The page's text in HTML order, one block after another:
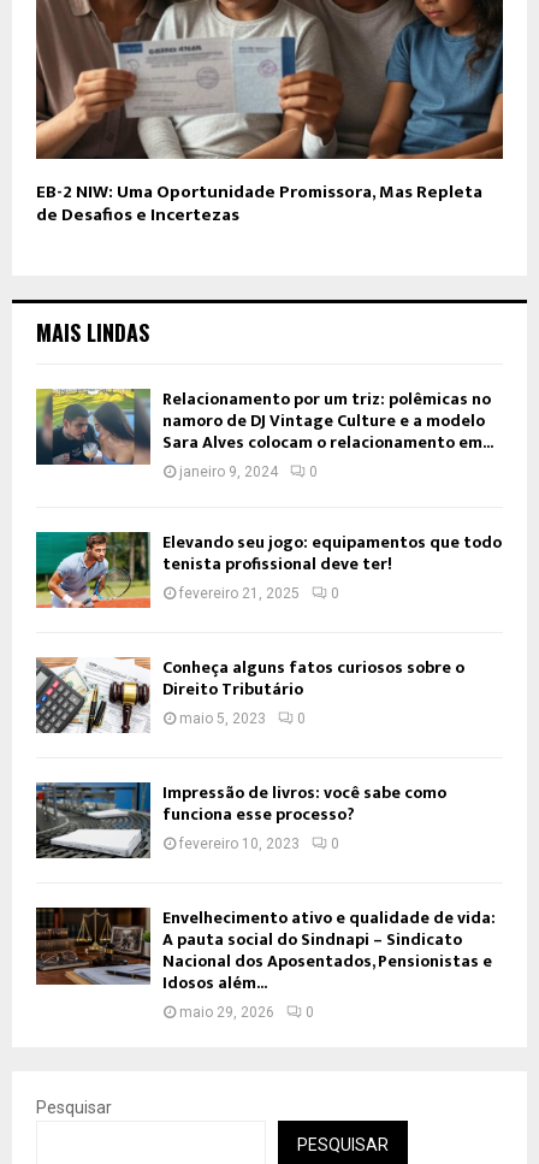
EB-2 NIW: Uma Oportunidade Promissora, Mas Repleta
de Desafios e Incertezas
MAIS LINDAS
Relacionamento por um triz: polêmicas no
namoro de DJ Vintage Culture e a modelo
Sara Alves colocam o relacionamento em...
janeiro 9, 2024 0
Elevando seu jogo: equipamentos que todo
tenista profissional deve ter!
fevereiro 21, 2025 0
Conheça alguns fatos curiosos sobre o
Direito Tributário
maio 5, 2023 0
Impressão de livros: você sabe como
funciona esse processo?
fevereiro 10, 2023 0
Envelhecimento ativo e qualidade de vida:
A pauta social do Sindnapi – Sindicato
Nacional dos Aposentados, Pensionistas e
Idosos além...
maio 29, 2026 0
Pesquisar
PESQUISAR